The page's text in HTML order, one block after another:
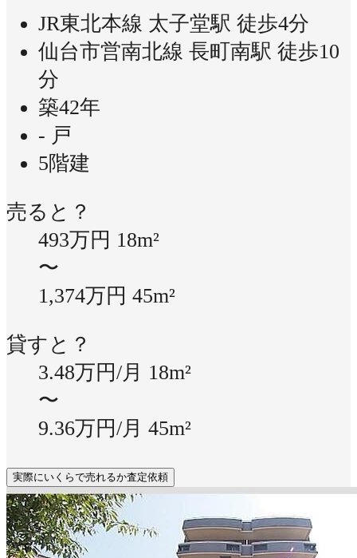
JR東北本線 太子堂駅 徒歩4分
仙台市営南北線 長町南駅 徒歩10
分
築42年
- 戸
5階建
売ると？
493万円 18m²
〜
1,374万円 45m²
貸すと？
3.48万円/月 18m²
〜
9.36万円/月 45m²
実際にいくらで売れるか査定依頼